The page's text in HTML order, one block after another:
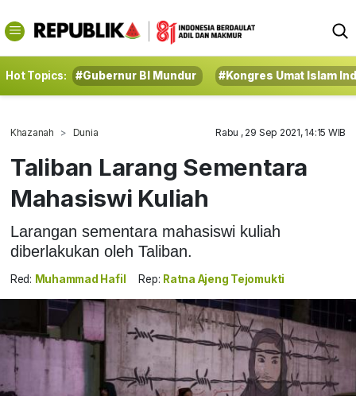
Hot Topics: #Gubernur BI Mundur #Kongres Umat Islam
Khazanah Dunia Rabu , 29 Sep 2021, 14:15 WIB
Taliban Larang Sementara
Mahasiswi Kuliah
Larangan sementara mahasiswi kuliah
diberlakukan oleh Taliban.
Red: Muhammad Hafil Rep: Ratna Ajeng Tejomukti